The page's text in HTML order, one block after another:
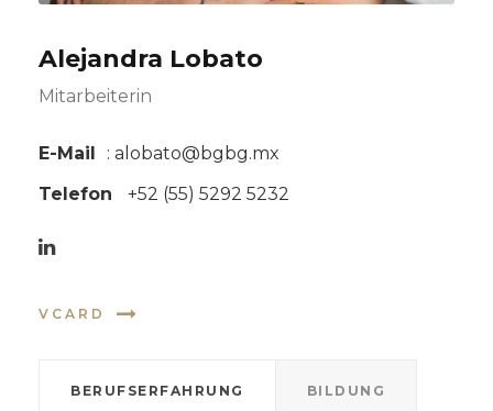
Alejandra Lobato
Mitarbeiterin
E-Mail
: alobato@bgbg.mx
Telefon
+52 (55) 5292 5232
VCARD
BERUFSERFAHRUNG BILDUNG